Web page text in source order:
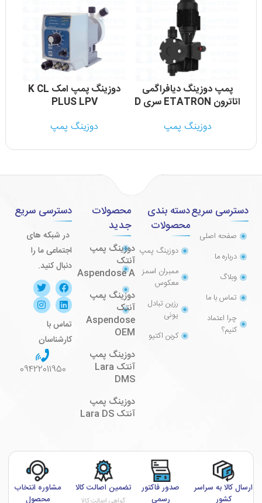
پمپ دوزینگ دیافراگمی
اتاترون ETATRON سری D
دوزینگ پمپ
دوزینگ پمپ امک K CL
PLUS LPV
دوزینگ پمپ
دسترسی سریع
صفحه اصلی
درباره ما
وبلاگ
تماس با ما
چرا اعتماد
کنیم؟
دسته بندی
محصولات
دوزینگ پمپ
ممبران اسمز
معکوس
رزین تبادل
یونی
کربن اکتیو
محصولات
جدید
دوزینگ پمپ
آنتک
Aspendose A
دوزینگ پمپ
آنتک
Aspendose
OEM
دوزینگ پمپ
آنتک Lara
DMS
دوزینگ پمپ
آنتک Lara DS
دسترسی سریع
در شبکه های
اجتماعی ما را
دنبال کنید.
تماس با
کارشناسان
09422011950
ارسال کالا به سراسر
کشور
صدور فاکتور
رسمی
تضمین اصالت کالا
مشاوره انتخاب
محصول